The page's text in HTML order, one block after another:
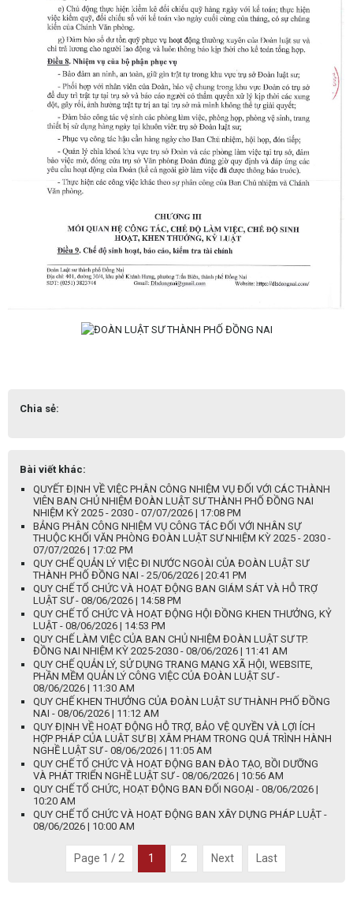
Chia sẻ:
Bài viết khác:
QUYẾT ĐỊNH VỀ VIỆC PHÂN CÔNG NHIỆM VỤ ĐỐI VỚI CÁC THÀNH
VIÊN BAN CHỦ NHIỆM ĐOÀN LUẬT SƯ THÀNH PHỐ ĐỒNG NAI
NHIỆM KỲ 2025 - 2030 - 07/07/2026 | 17:08 PM
BẢNG PHÂN CÔNG NHIỆM VỤ CÔNG TÁC ĐỐI VỚI NHÂN SỰ
THUỘC KHỐI VĂN PHÒNG ĐOÀN LUẬT SƯ NHIỆM KỲ 2025 - 2030 -
07/07/2026 | 17:02 PM
QUY CHẾ QUẢN LÝ VIỆC ĐI NƯỚC NGOÀI CỦA ĐOÀN LUẬT SƯ
THÀNH PHỐ ĐỒNG NAI - 25/06/2026 | 20:41 PM
QUY CHẾ TỔ CHỨC VÀ HOẠT ĐỘNG BAN GIÁM SÁT VÀ HỖ TRỢ
LUẬT SƯ - 08/06/2026 | 14:58 PM
QUY CHẾ TỔ CHỨC VÀ HOẠT ĐỘNG HỘI ĐỒNG KHEN THƯỞNG, KỶ
LUẬT - 08/06/2026 | 14:53 PM
QUY CHẾ LÀM VIỆC CỦA BAN CHỦ NHIỆM ĐOÀN LUẬT SƯ TP.
ĐỒNG NAI NHIỆM KỲ 2025-2030 - 08/06/2026 | 11:41 AM
QUY CHẾ QUẢN LÝ, SỬ DỤNG TRANG MẠNG XÃ HỘI, WEBSITE,
PHẦN MỀM QUẢN LÝ CÔNG VIỆC CỦA ĐOÀN LUẬT SƯ -
08/06/2026 | 11:30 AM
QUY CHẾ KHEN THƯỞNG CỦA ĐOÀN LUẬT SƯ THÀNH PHỐ ĐỒNG
NAI - 08/06/2026 | 11:12 AM
QUY ĐỊNH VỀ HOẠT ĐỘNG HỖ TRỢ, BẢO VỆ QUYỀN VÀ LỢI ÍCH
HỢP PHÁP CỦA LUẬT SƯ BỊ XÂM PHẠM TRONG QUÁ TRÌNH HÀNH
NGHỀ LUẬT SƯ - 08/06/2026 | 11:05 AM
QUY CHẾ TỔ CHỨC VÀ HOẠT ĐỘNG BAN ĐÀO TẠO, BỒI DƯỠNG
VÀ PHÁT TRIỂN NGHỀ LUẬT SƯ - 08/06/2026 | 10:56 AM
QUY CHẾ TỔ CHỨC, HOẠT ĐỘNG BAN ĐỐI NGOẠI - 08/06/2026 |
10:20 AM
QUY CHẾ TỔ CHỨC VÀ HOẠT ĐỘNG BAN XÂY DỰNG PHÁP LUẬT -
08/06/2026 | 10:00 AM
Page 1 / 2 1 2 Next Last